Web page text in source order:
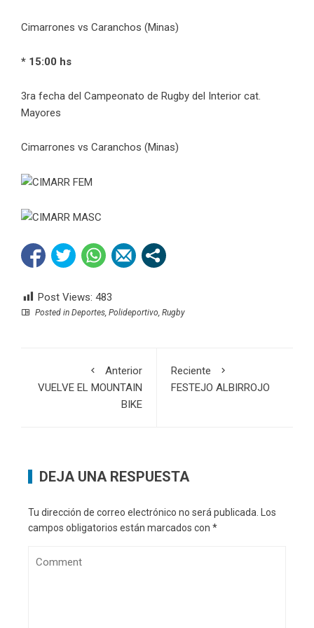
Cimarrones vs Caranchos (Minas)
* 15:00 hs
3ra fecha del Campeonato de Rugby del Interior cat.
Mayores
Cimarrones vs Caranchos (Minas)
Post Views: 483
Posted in Deportes Polideportivo Rugby
Anterior
VUELVE EL MOUNTAIN
BIKE
Reciente
FESTEJO ALBIRROJO
DEJA UNA RESPUESTA
Tu dirección de correo electrónico no será publicada.
Los
campos obligatorios están marcados con *